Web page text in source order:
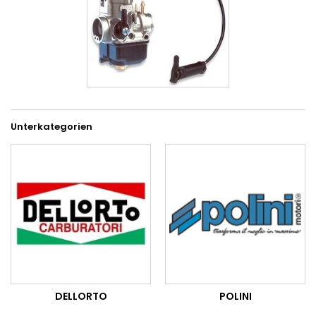
Unterkategorien
DELLORTO POLINI